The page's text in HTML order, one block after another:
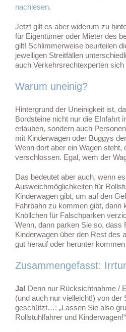
nachlesen.
Jetzt gilt es aber widerum zu
für Eigentümer oder Mieter des
gilt! Schlimmerweise beurteilen
jeweiligen Streitfällen
auch Verkehrsrechtexperten sich
Warum uneinig?
Hintergrund der Uneinigkeit ist,
Bordsteine nicht nur die EInfahrt
erlauben, sondern auch
mit Kinderwagen oder Buggys
Wenn dort aber ein Wagen steht,
verschlossen. Egal, wem der
Das bedeutet aber auch, wenn
Ausweichmöglichkeiten für
Kinderwagen gibt, um auf den
Fahrbahn zu kommen gibt, dann
Knöllchen für Falschparken
Wenn, dann parken Sie so, dass
Kinderwagen über den Rest des
gut herauf oder herunter
Zusammengefasst:
Ja! Denn nur Rücksichtnahme /
(und auch nur vielleicht!) von
geschützt…: „Lassen Sie also
Rollstuhlfahrer und Kinderwagen!“